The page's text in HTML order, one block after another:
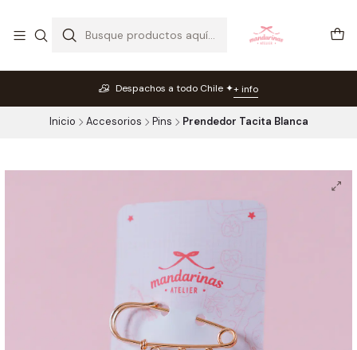
Despachos a todo Chile ✦+ info
Inicio Accesorios Pins Prendedor Tacita Blanca